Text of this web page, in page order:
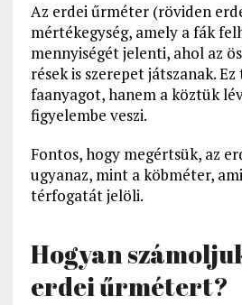
Az erdei űrméter (röviden
mértékegység, amely a fák
mennyiségét jelenti, ahol az
rések is szerepet játszanak.
faanyagot, hanem a köztük
figyelembe veszi.
Fontos, hogy megértsük, az
ugyanaz, mint a köbméter,
térfogatát jelöli.
Hogyan
erdei űrmétert?